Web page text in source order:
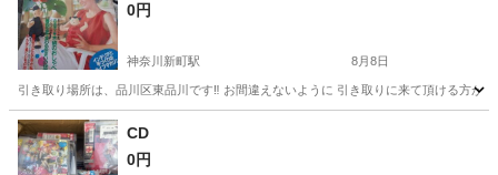
0円
神奈川新町駅 8月8日
引き取り場所は、品川区東品川です‼️ お間違えないように 引き取りに来て頂ける方が
神奈川 横浜市 CD
0円